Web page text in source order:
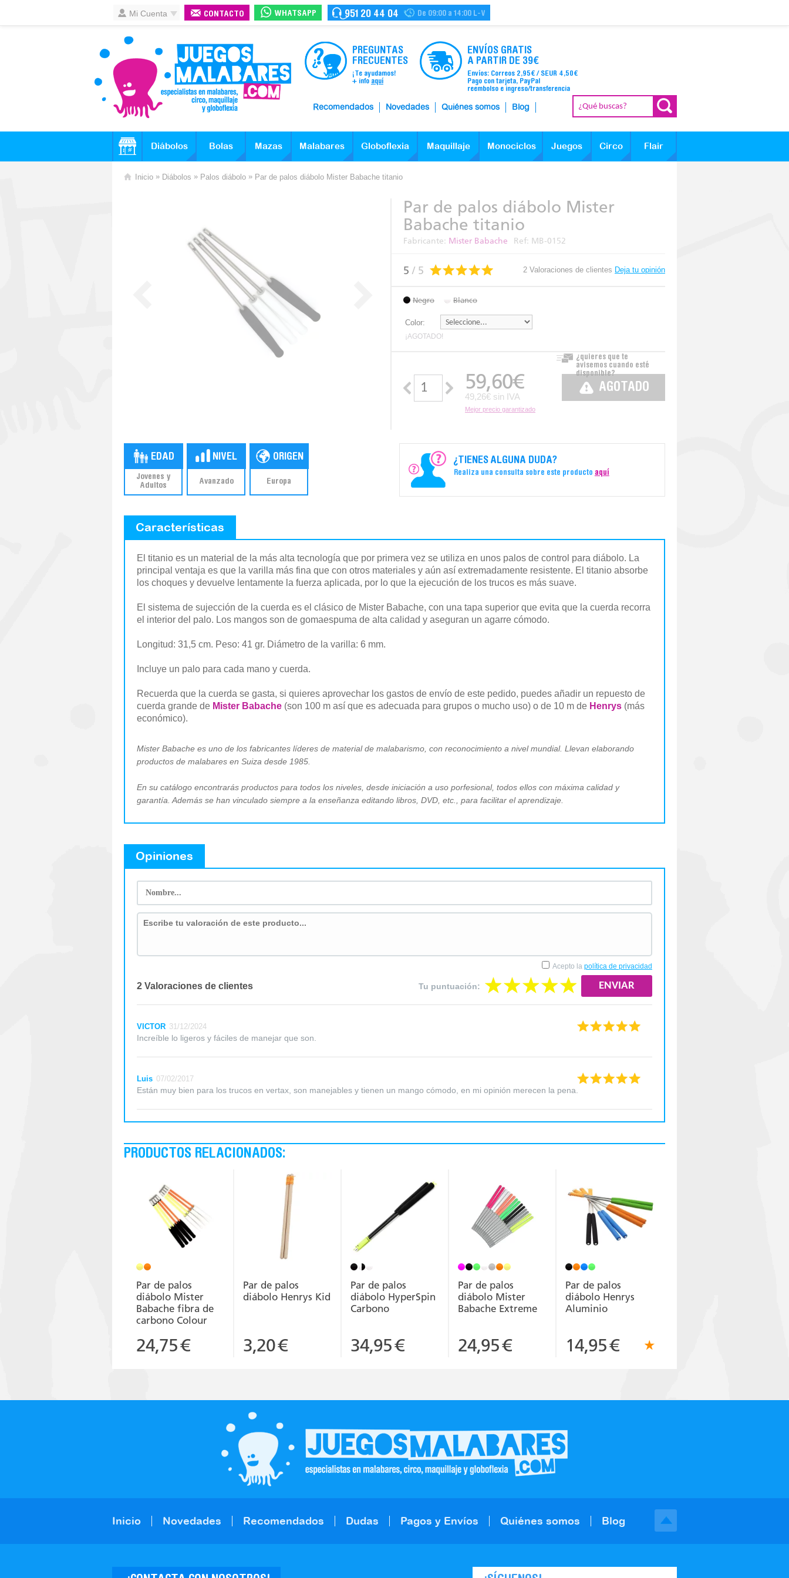
Mi Cuenta CONTACTO WHATSAPP 951 20 44 04 De 09:00 a 14:00 L-V
PREGUNTAS
FRECUENTES
¡Te ayudamos!
+ info aquí
ENVÍOS GRATIS
A PARTIR DE 39€
Envíos: Correos 2,95€ / SEUR 4,50€
Pago con tarjeta, PayPal
reembolso e ingreso/transferencia
Recomendados Novedades Quiénes somos Blog
Diábolos Bolas Mazas Malabares Globoflexia Maquillaje Monociclos Juegos Circo Flair
Inicio » Diábolos » Palos diábolo » Par de palos diábolo Mister Babache titanio
Par de palos diábolo Mister
Babache titanio
Fabricante: Mister Babache Ref: MB-0152
5 / 5 2 Valoraciones de clientes Deja tu opinión
Negro Blanco
Color:
¡AGOTADO!
59,60€
49,26€ sin IVA
Mejor precio garantizado
AGOTADO
¿quieres que te
avisemos cuando esté
disponible?
Jovenes y
Adultos
Avanzado Europa
¿TIENES ALGUNA DUDA?
Realiza una consulta sobre este producto aquí
Características
El titanio es un material de la más alta tecnología que por primera vez se utiliza en unos palos de control para diábolo. La
principal ventaja es que la varilla más fina que con otros materiales y aún así extremadamente resistente. El titanio absorbe
los choques y devuelve lentamente la fuerza aplicada, por lo que la ejecución de los trucos es más suave.
El sistema de sujección de la cuerda es el clásico de Mister Babache, con una tapa superior que evita que la cuerda recorra
el interior del palo. Los mangos son de gomaespuma de alta calidad y aseguran un agarre cómodo.
Longitud: 31,5 cm. Peso: 41 gr. Diámetro de la varilla: 6 mm.
Incluye un palo para cada mano y cuerda.
Recuerda que la cuerda se gasta, si quieres aprovechar los gastos de envío de este pedido, puedes añadir un repuesto de
cuerda grande de Mister Babache (son 100 m así que es adecuada para grupos o mucho uso) o de 10 m de Henrys (más
económico).
Mister Babache es uno de los fabricantes líderes de material de malabarismo, con reconocimiento a nivel mundial. Llevan elaborando
productos de malabares en Suiza desde 1985.
En su catálogo encontrarás productos para todos los niveles, desde iniciación a uso porfesional, todos ellos con máxima calidad y
garantía. Además se han vinculado siempre a la enseñanza editando libros, DVD, etc., para facilitar el aprendizaje.
Opiniones
2 Valoraciones de clientes Tu puntuación:
Acepto la política de privacidad
VICTOR 31/12/2024
Increíble lo ligeros y fáciles de manejar que son.
Luis 07/02/2017
Están muy bien para los trucos en vertax, son manejables y tienen un mango cómodo, en mi opinión merecen la pena.
PRODUCTOS RELACIONADOS:
Par de palos
diábolo Mister
Babache fibra de
carbono Colour
24,75€
Par de palos
diábolo Henrys Kid
3,20€
Par de palos
diábolo HyperSpin
Carbono
34,95€
Par de palos
diábolo Mister
Babache Extreme
24,95€
Par de palos
diábolo Henrys
Aluminio
14,95€
Inicio Novedades Recomendados Dudas Pagos y Envíos Quiénes somos Blog